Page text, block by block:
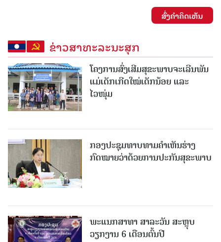
ສົ່ງຄໍາຄິດເຫັນ
ຂ່າວສາທະລະນະສຸກ
ໂຄງການສົ່ງເສີມສຸຂະພາບຈະເລີນພັນ
ແມ່ເດັກເກີດໃໝ່ເດັກນ້ອຍ ແລະ
ໄວໜຸ່ມ
ກອງປະຊຸມທາບທາມຄໍາເຫັນຮ່າງ
ກົດໝາຍວ່າດ້ວຍການປະກັນສຸຂະພາບ
ພະແນກສາທາ ສາລະວັນ ສະຫຼຸບ
ວຽກງານ 6 ເດືອນຕົ້ນປີ